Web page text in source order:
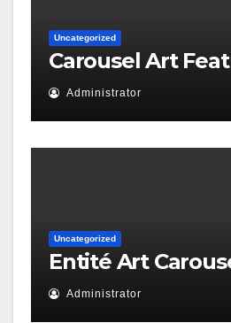
Uncategorized
Carousel Art
Administrator
Uncategorized
Entité Art
Administrator